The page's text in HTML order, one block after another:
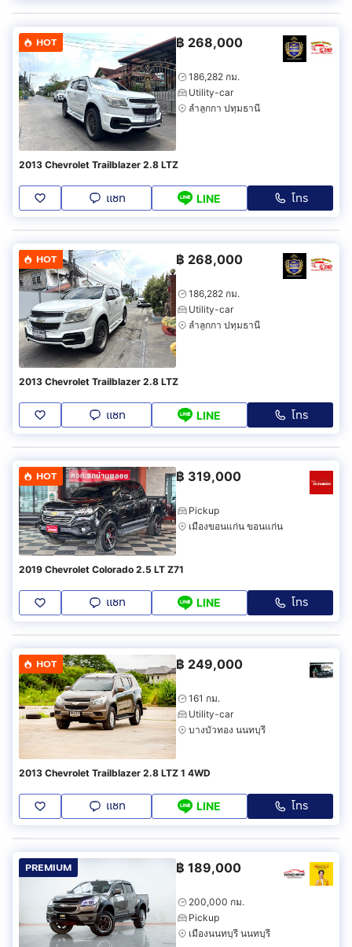
HOT ฿ 268,000
186,282 กม.
Utility-car
ลำลูกกา ปทุมธานี
2013 Chevrolet Trailblazer 2.8 LTZ
แชท LINE โทร
HOT ฿ 268,000
186,282 กม.
Utility-car
ลำลูกกา ปทุมธานี
2013 Chevrolet Trailblazer 2.8 LTZ
แชท LINE โทร
HOT ฿ 319,000
Pickup
เมืองขอนแก่น ขอนแก่น
2019 Chevrolet Colorado 2.5 LT Z71
แชท LINE โทร
HOT ฿ 249,000
161 กม.
Utility-car
บางบัวทอง นนทบุรี
2013 Chevrolet Trailblazer 2.8 LTZ 1 4WD
แชท LINE โทร
PREMIUM ฿ 189,000
200,000 กม.
Pickup
เมืองนนทบุรี นนทบุรี